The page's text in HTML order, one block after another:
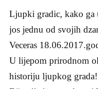
Ljupki gradic, kako
jos jednu od svojih
Veceras
U lijepom prirodnom
historiju ljupkog grada!